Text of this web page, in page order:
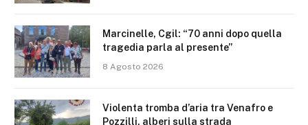
Marcinelle, Cgil: “70 anni dopo quella
tragedia parla al presente”
8 Agosto 2026
Violenta tromba d’aria tra Venafro e
Pozzilli, alberi sulla strada